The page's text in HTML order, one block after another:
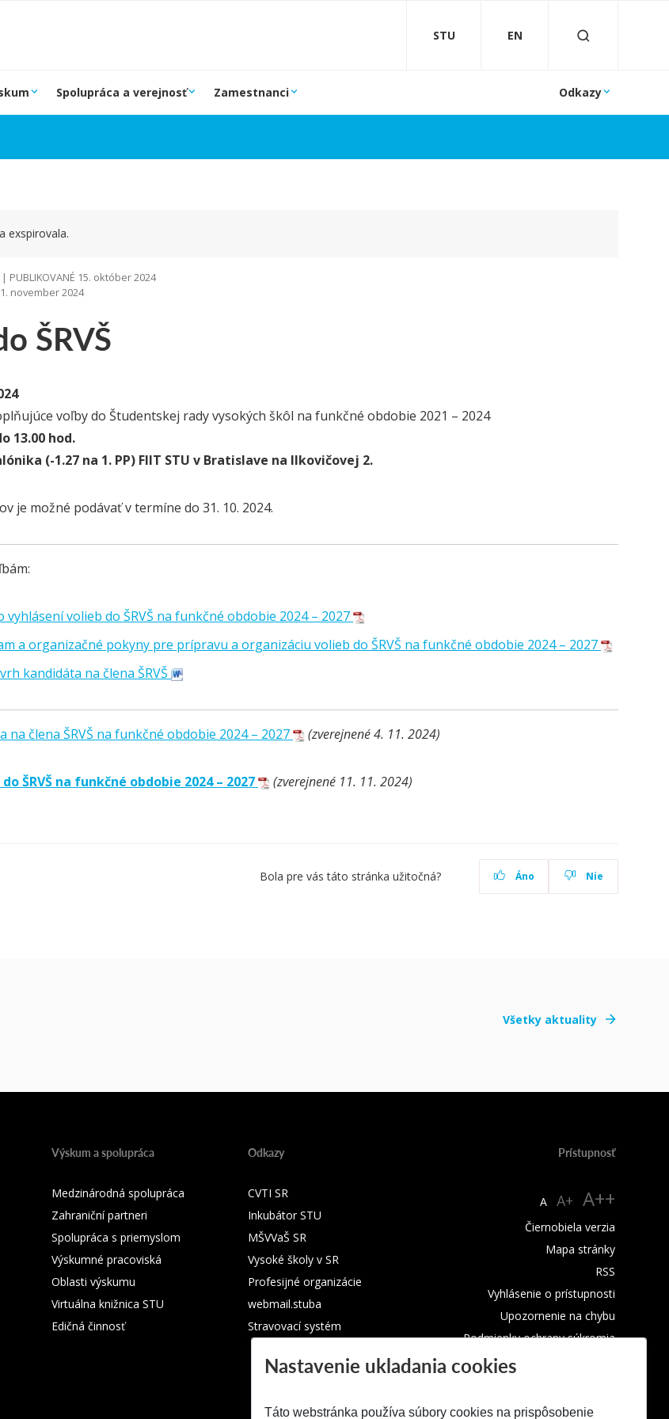
STU EN
Spolupráca a verejnosť Zamestnanci Odkazy
ŠRVŠ
exspirovala.
PUBLIKOVANÉ 15. október 2024
november 2024
voľby do Študentskej rady vysokých škôl na funkčné obdobie 2021 – 2024
13.00 hod.
(-1.27 na 1. PP) FIIT STU v Bratislave na Ilkovičovej 2.
je možné podávať v termíne do 31. 10. 2024.
vyhlásení volieb do ŠRVŠ na funkčné obdobie 2024 – 2027
a organizačné pokyny pre prípravu a organizáciu volieb do ŠRVŠ na funkčné obdobie 2024 – 2027
kandidáta na člena ŠRVŠ
na člena ŠRVŠ na funkčné obdobie 2024 – 2027 (zverejnené 4. 11. 2024)
ŠRVŠ na funkčné obdobie 2024 – 2027 (zverejnené 11. 11. 2024)
Bola pre vás táto stránka užitočná? Áno Nie
Všetky aktuality
Výskum a spolupráca
Medzinárodná spolupráca
Zahraniční partneri
Spolupráca s priemyslom
Výskumné pracoviská
Oblasti výskumu
Virtuálna knižnica STU
Edičná činnosť
Odkazy
CVTI SR
Inkubátor STU
MŠVVaŠ SR
Vysoké školy v SR
Profesijné organizácie
webmail.stuba
Stravovací systém
Prístupnosť
A A+ A++
Čiernobiela verzia
Mapa stránky
RSS
Vyhlásenie o prístupnosti
Upozornenie na chybu
Podmienky ochrany súkromia
Nastavenie ukladania cookies
Táto webstránka používa súbory cookies na prispôsobenie